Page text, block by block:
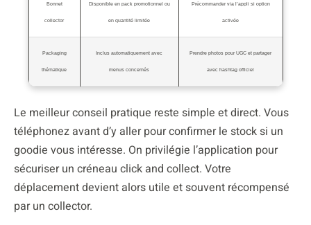
Bonnet
collector
Disponible en pack promotionnel ou
en quantité limitée
Précommander via l’appli si option
activée
Packaging
thématique
Inclus automatiquement avec
menus concernés
Prendre photos pour UGC et partager
avec hashtag officiel
Le meilleur conseil pratique reste simple et direct. Vous
téléphonez avant d’y aller pour confirmer le stock si un
goodie vous intéresse. On privilégie l’application pour
sécuriser un créneau click and collect. Votre
déplacement devient alors utile et souvent récompensé
par un collector.